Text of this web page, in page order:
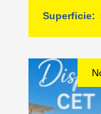
Superficie: